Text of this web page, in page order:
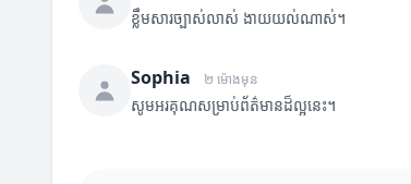
ខ្លឹមសារច្បាស់លាស់ ងាយយល់ណាស់។
Sophia ២ ម៉ោងមុន
សូមអរគុណសម្រាប់ព័ត៌មានដ៏ល្អនេះ។